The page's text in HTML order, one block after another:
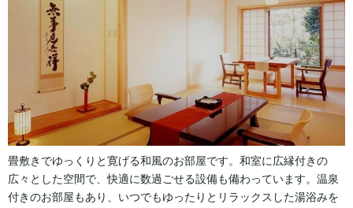
畳敷きでゆっくりと寛げる和風のお部屋です。和室に広縁付きの
広々とした空間で、快適に数過ごせる設備も備わっています。温泉
付きのお部屋もあり、いつでもゆったりとリラックスした湯浴みを